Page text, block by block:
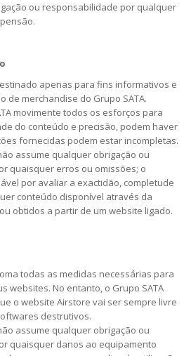
ou responsabilidade por qualquer
apenas para fins informativos e
de merchandise do Grupo SATA.
movimente todos os esforços para
do conteúdo e precisão, podem haver
fornecidas podem estar incompletas.
assume qualquer obrigação ou
quaisquer erros ou omissões; o
por avaliar a exactidão, completude
conteúdo disponível através da
obtidos a partir de um website ligado.
todas as medidas necessárias para
websites. No entanto, o Grupo SATA
o website Airstore vai ser sempre livre
destrutivos.
assume qualquer obrigação ou
quaisquer danos ao equipamento